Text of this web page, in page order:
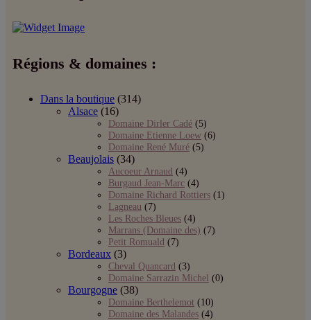
Régions & domaines :
Dans la boutique (314)
Alsace (16)
Domaine Dirler Cadé (5)
Domaine Etienne Loew (6)
Domaine René Muré (5)
Beaujolais (34)
Aucoeur Arnaud (4)
Burgaud Jean-Marc (4)
Domaine Richard Rottiers (1)
Lagneau (7)
Les Roches Bleues (4)
Marrans (Domaine des) (7)
Petit Romuald (7)
Bordeaux (3)
Cheval Quancard (3)
Domaine Sarrazin Michel (0)
Bourgogne (38)
Domaine Berthelemot (10)
Domaine des Malandes (4)